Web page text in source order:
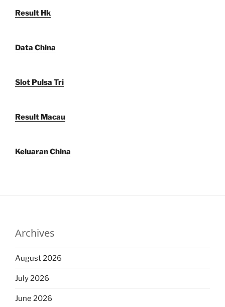
Result Hk
Data China
Slot Pulsa Tri
Result Macau
Keluaran China
Archives
August 2026
July 2026
June 2026